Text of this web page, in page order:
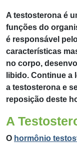
A testosterona é
funções do
é responsável
características
no corpo,
libido. Continue a
a testosterona e
reposição deste
A
O hormônio